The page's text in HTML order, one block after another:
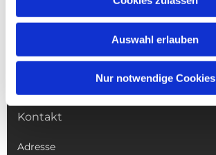
Auswahl erlauben
Nur notwendige Cookies
Gottesdienste
Veranstaltungen & Angebote
Kindertagesstätte St. Andreas
Kontakt
Adresse